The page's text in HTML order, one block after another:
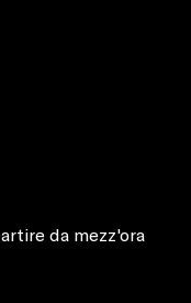
da mezz'ora